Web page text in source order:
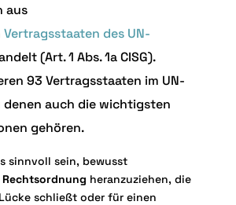
aus
Vertragsstaaten des UN-
(Art. 1 Abs. 1a CISG).
93 Vertragsstaaten im UN-
denen auch die wichtigsten
gehören.
sinnvoll sein, bewusst
Rechtsordnung heranzuziehen, die
schließt oder für einen